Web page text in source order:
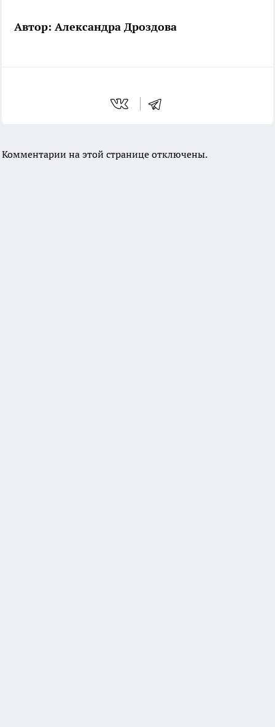
Автор: Александра Дроздова
Комментарии на этой странице отключены.